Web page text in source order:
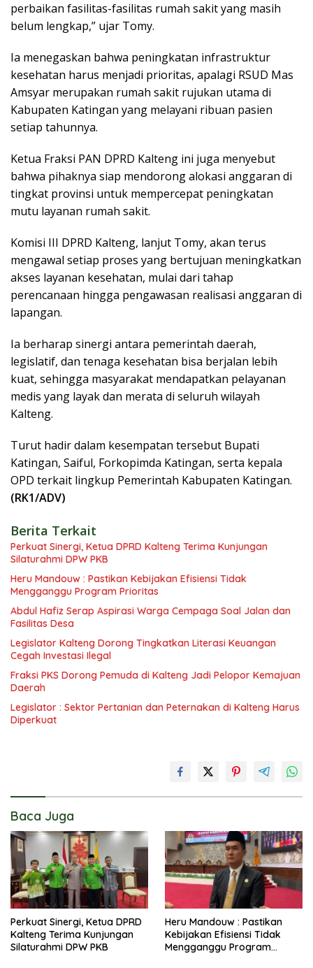
perbaikan fasilitas-fasilitas rumah sakit yang masih
belum lengkap,” ujar Tomy.
Ia menegaskan bahwa peningkatan infrastruktur
kesehatan harus menjadi prioritas, apalagi RSUD Mas
Amsyar merupakan rumah sakit rujukan utama di
Kabupaten Katingan yang melayani ribuan pasien
setiap tahunnya.
Ketua Fraksi PAN DPRD Kalteng ini juga menyebut
bahwa pihaknya siap mendorong alokasi anggaran di
tingkat provinsi untuk mempercepat peningkatan
mutu layanan rumah sakit.
Komisi III DPRD Kalteng, lanjut Tomy, akan terus
mengawal setiap proses yang bertujuan meningkatkan
akses layanan kesehatan, mulai dari tahap
perencanaan hingga pengawasan realisasi anggaran di
lapangan.
Ia berharap sinergi antara pemerintah daerah,
legislatif, dan tenaga kesehatan bisa berjalan lebih
kuat, sehingga masyarakat mendapatkan pelayanan
medis yang layak dan merata di seluruh wilayah
Kalteng.
Turut hadir dalam kesempatan tersebut Bupati
Katingan, Saiful, Forkopimda Katingan, serta kepala
OPD terkait lingkup Pemerintah Kabupaten Katingan.
(RK1/ADV)
Berita Terkait
Perkuat Sinergi, Ketua DPRD Kalteng Terima Kunjungan
Silaturahmi DPW PKB
Heru Mandouw : Pastikan Kebijakan Efisiensi Tidak
Mengganggu Program Prioritas
Abdul Hafiz Serap Aspirasi Warga Cempaga Soal Jalan dan
Fasilitas Desa
Legislator Kalteng Dorong Tingkatkan Literasi Keuangan
Cegah Investasi Ilegal
Fraksi PKS Dorong Pemuda di Kalteng Jadi Pelopor Kemajuan
Daerah
Legislator : Sektor Pertanian dan Peternakan di Kalteng Harus
Diperkuat
Baca Juga
Perkuat Sinergi, Ketua DPRD
Kalteng Terima Kunjungan
Silaturahmi DPW PKB
Heru Mandouw : Pastikan
Kebijakan Efisiensi Tidak
Mengganggu Program